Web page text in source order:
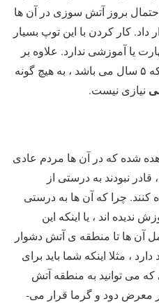
بروز آتش­ سوزی در آن ها
داد. کار کردن با این توپ بسیار
یا آموزشی ندارد. علاوه بر
این در طی طول عمر مفید آن، که ۵ سال می ­باشد ، به هیچ گونه
نیازی نیست.
شده که در آن ها مردم عادی
قادر نبودند به درستی از
کنند. چرا که آن ها به درستی
ندیده ­اند ، یا اینکه این
آن ها تا منطقه ی آتش دشوار
، مثلا اینکه شما باید برای
که می­ توانید به منطقه آتش
معرض دود و گرما قرار می­